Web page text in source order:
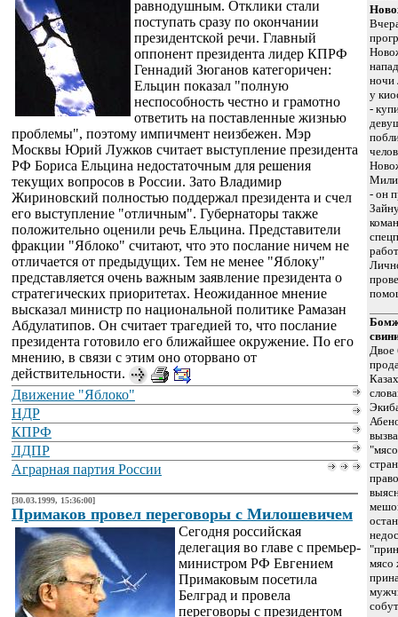
равнодушным. Отклики стали
поступать сразу по окончании
президентской речи. Главный
оппонент президента лидер КПРФ
Геннадий Зюганов категоричен:
Ельцин показал "полную
неспособность честно и грамотно
ответить на поставленные жизнью
проблемы", поэтому импичмент неизбежен. Мэр
Москвы Юрий Лужков считает выступление президента
РФ Бориса Ельцина недостаточным для решения
текущих вопросов в России. Зато Владимир
Жириновский полностью поддержал президента и счел
его выступление "отличным". Губернаторы также
положительно оценили речь Ельцина. Представители
фракции "Яблоко" считают, что это послание ничем не
отличается от предыдущих. Тем не менее "Яблоку"
представляется очень важным заявление президента о
стратегических приоритетах. Неожиданное мнение
высказал министр по национальной политике Рамазан
Абдулатипов. Он считает трагедией то, что послание
президента готовило его ближайшее окружение. По его
мнению, в связи с этим оно оторвано от
действительности.
Движение "Яблоко"
НДР
КПРФ
ЛДПР
Аграрная партия России
[30.03.1999, 15:36:00]
Примаков провел переговоры с Милошевичем
Сегодня российская
делегация во главе с премьер-
министром РФ Евгением
Примаковым посетила
Белград и провела
переговоры с президентом
ночи
у
-
- он
Двое
мясо